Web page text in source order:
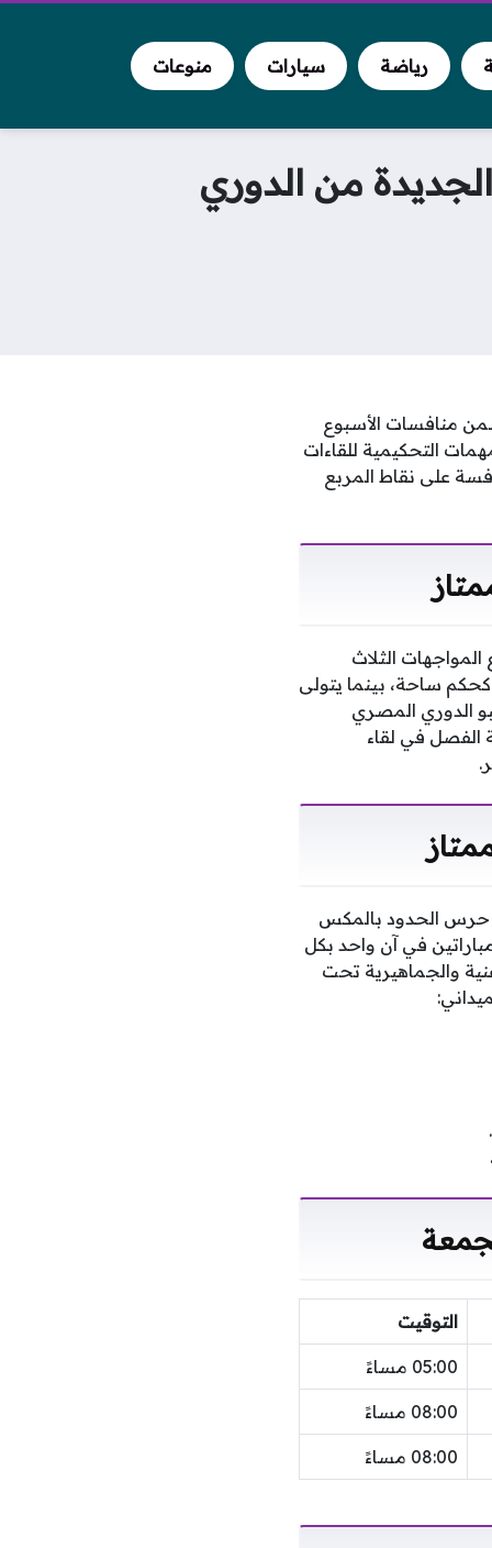
رياضة سيارات منوعات
من الدوري
منافسات الأسبوع
التحكيمية للقاءات
على نقاط المربع
الثلاث
ساحة، بينما يتولى
الدوري المصري
الفصل في لقاء
حرس الحدود بالمكس
في آن واحد بكل
والجماهيرية تحت
التوقيت
05:00 مساءً
08:00 مساءً
08:00 مساءً